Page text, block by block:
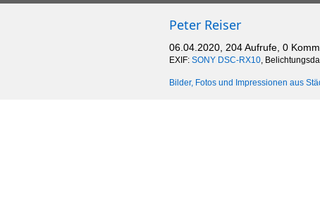
Peter Reiser
06.04.2020, 204 Aufrufe, 0
EXIF: SONY DSC-RX10,
Bilder, Fotos und Impressionen aus